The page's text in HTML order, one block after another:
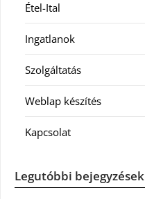
Étel-Ital
Ingatlanok
Szolgáltatás
Weblap készítés
Kapcsolat
Legutóbbi bejegyzések